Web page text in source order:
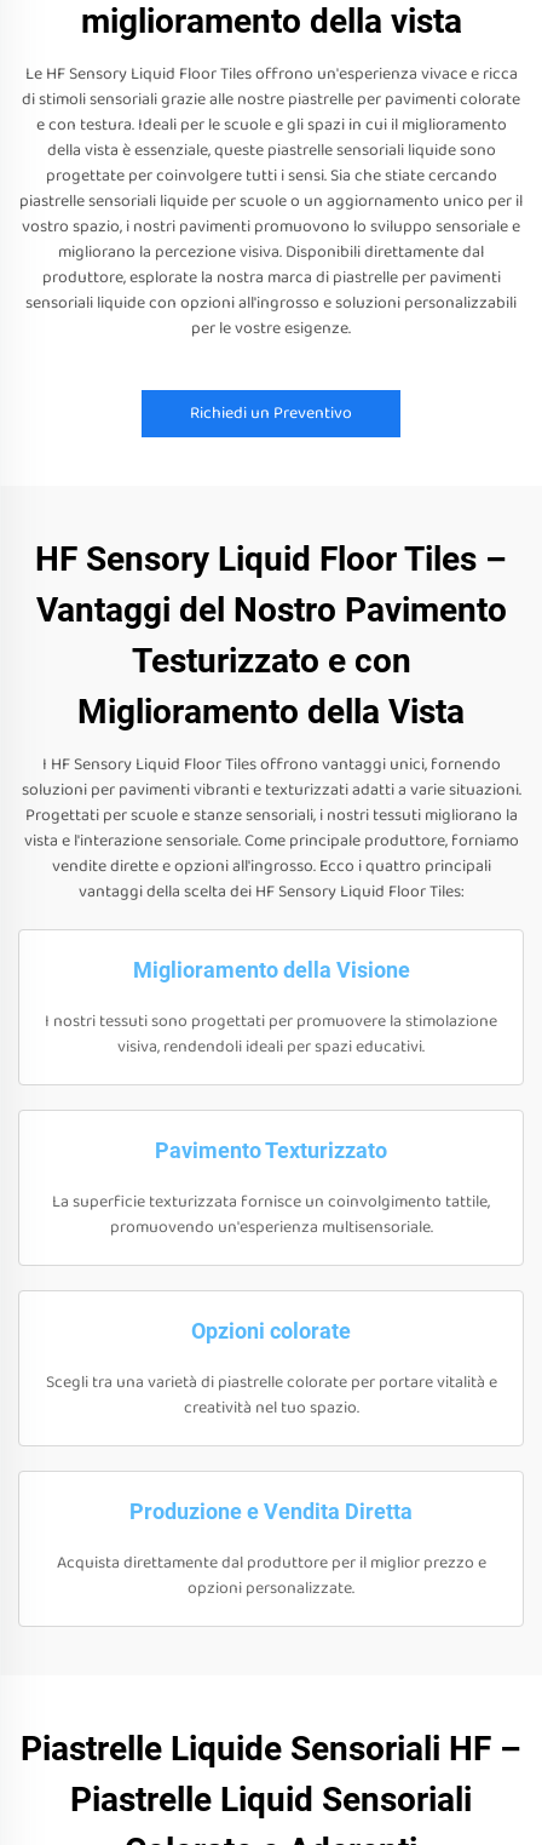
miglioramento della vista
Le HF Sensory Liquid Floor Tiles offrono un'esperienza vivace e ricca
di stimoli sensoriali grazie alle nostre piastrelle per pavimenti colorate
e con testura. Ideali per le scuole e gli spazi in cui il miglioramento
della vista è essenziale, queste piastrelle sensoriali liquide sono
progettate per coinvolgere tutti i sensi. Sia che stiate cercando
piastrelle sensoriali liquide per scuole o un aggiornamento unico per il
vostro spazio, i nostri pavimenti promuovono lo sviluppo sensoriale e
migliorano la percezione visiva. Disponibili direttamente dal
produttore, esplorate la nostra marca di piastrelle per pavimenti
sensoriali liquide con opzioni all'ingrosso e soluzioni personalizzabili
per le vostre esigenze.
Richiedi un Preventivo
HF Sensory Liquid Floor Tiles –
Vantaggi del Nostro Pavimento
Testurizzato e con
Miglioramento della Vista
I HF Sensory Liquid Floor Tiles offrono vantaggi unici, fornendo
soluzioni per pavimenti vibranti e texturizzati adatti a varie situazioni.
Progettati per scuole e stanze sensoriali, i nostri tessuti migliorano la
vista e l'interazione sensoriale. Come principale produttore, forniamo
vendite dirette e opzioni all'ingrosso. Ecco i quattro principali
vantaggi della scelta dei HF Sensory Liquid Floor Tiles:
Miglioramento della Visione
I nostri tessuti sono progettati per promuovere la stimolazione
visiva, rendendoli ideali per spazi educativi.
Pavimento Texturizzato
La superficie texturizzata fornisce un coinvolgimento tattile,
promuovendo un'esperienza multisensoriale.
Opzioni colorate
Scegli tra una varietà di piastrelle colorate per portare vitalità e
creatività nel tuo spazio.
Produzione e Vendita Diretta
Acquista direttamente dal produttore per il miglior prezzo e
opzioni personalizzate.
Piastrelle Liquide Sensoriali HF –
Piastrelle Liquid Sensoriali